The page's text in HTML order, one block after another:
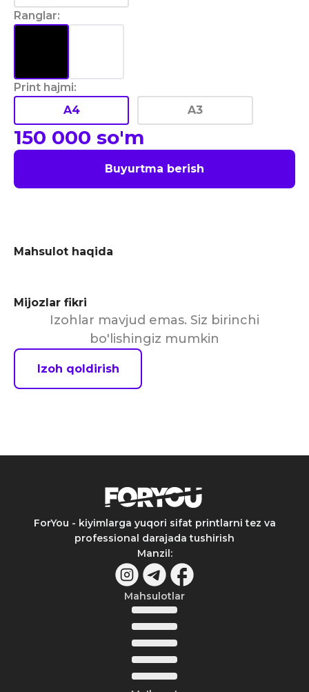
Ranglar:
Print hajmi:
A4
A3
150 000 so'm
Buyurtma berish
Mahsulot haqida
Mijozlar fikri
Izohlar mavjud emas. Siz birinchi
bo'lishingiz mumkin
Izoh qoldirish
ForYou - kiyimlarga yuqori sifat printlarni tez va
professional darajada tushirish
Manzil:
Mahsulotlar